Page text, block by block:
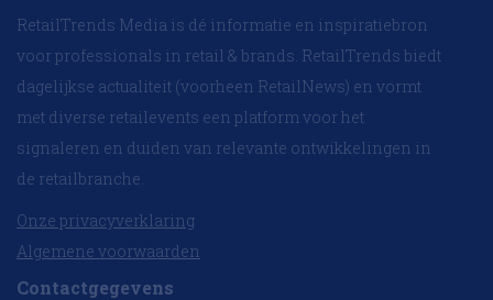
RetailTrends Media is dé informatie en inspiratiebron
voor professionals in retail & brands. RetailTrends biedt
dagelijkse actualiteit (voorheen RetailNews) en vormt
met diverse retailevents een platform voor het
signaleren en duiden van relevante ontwikkelingen in
de retailbranche.
Onze privacyverklaring
Algemene voorwaarden
Contactgegevens